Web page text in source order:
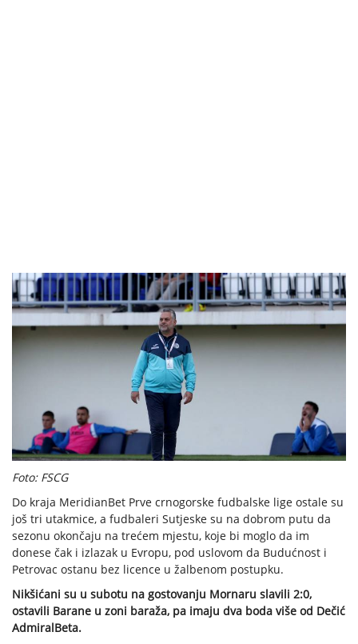
Foto: FSCG
Do kraja MeridianBet Prve crnogorske fudbalske lige ostale su
još tri utakmice, a fudbaleri Sutjeske su na dobrom putu da
sezonu okončaju na trećem mjestu, koje bi moglo da im
donese čak i izlazak u Evropu, pod uslovom da Budućnost i
Petrovac ostanu bez licence u žalbenom postupku.
Nikšićani su u subotu na gostovanju Mornaru slavili 2:0,
ostavili Barane u zoni baraža, pa imaju dva boda više od Dečić
AdmiralBeta.